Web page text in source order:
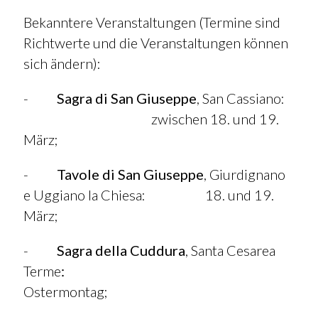
Bekanntere Veranstaltungen (Termine sind
Richtwerte und die Veranstaltungen können
sich ändern):
- Sagra di San Giuseppe, San Cassiano:
zwischen 18. und 19.
März;
- Tavole di San Giuseppe, Giurdignano
e Uggiano la Chiesa: 18. und 19.
März;
- Sagra della Cuddura, Santa Cesarea
Terme:
Ostermontag;